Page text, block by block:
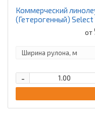
Коммерческий
(Гетерогенный) Select
от
-